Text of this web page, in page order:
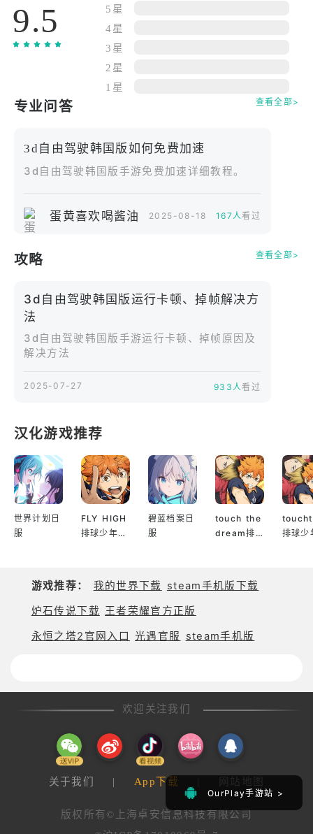
OurPlay手游站 >
观赏细致的车辆细节 - 体验真实的驾驶物理效果！​
保持关注 - 留意带来新车辆、地图和活动的定期更
新！​
韩国的街道原本秩序井然，直到一批高性能车辆涌入
城市，它们带来的速度与激情让驾驶爱好者们热血沸
他们展示技巧，一路征服各种地形！但是，一群热爱
术的舞台时，这些充满热情的车手们要开始解锁所有
要成为最棒的车手，他们必须在 3d 自由驾驶韩国版
中证明自己！​
请注意！3d 自由驾驶韩国版可以免费下载和使用，也
可以用真实货币购买某些游戏物品。要禁用此功能，
隐私政策：https://www.koreandrive3d.com/privacy-
policy/​
服务条款：https://www.koreandrive3d.com/terms-of-
service/​
9.5
5星
4星
3星
2星
1星
专业问答 查看全部>
3d自由驾驶韩国版如何免费加速
3d自由驾驶韩国版手游免费加速详细教程。
蛋黄喜欢喝酱油 2025-08-18 167人看过
攻略 查看全部>
3d自由驾驶韩国版运行卡顿、掉帧解决方
法
3d自由驾驶韩国版手游运行卡顿、掉帧原因及
解决方法
2025-07-27 933人看过
汉化游戏推荐
世界计划日
服
FLY HIGH
排球少年日
碧蓝档案日
服
touch the
dream排
排球少
OurPlay手游站 >
游戏推荐： 我的世界下载 steam手机版下载
炉石传说下载 王者荣耀官方正版
永恒之塔2官网入口 光遇官服 steam手机版
欢迎关注我们
关于我们 | App下载 网站地图
版权所有©上海卓安信息科技有限公司